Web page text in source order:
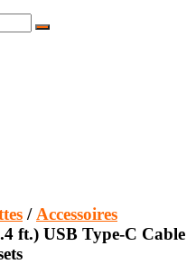
/ Accessoires
ft.) USB Type-C Cable